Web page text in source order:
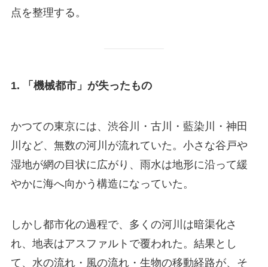
点を整理する。
1. 「機械都市」が失ったもの
かつての東京には、渋谷川・古川・藍染川・神田
川など、無数の河川が流れていた。小さな谷戸や
湿地が網の目状に広がり、雨水は地形に沿って緩
やかに海へ向かう構造になっていた。
しかし都市化の過程で、多くの河川は暗渠化さ
れ、地表はアスファルトで覆われた。結果とし
て、水の流れ・風の流れ・生物の移動経路が、そ